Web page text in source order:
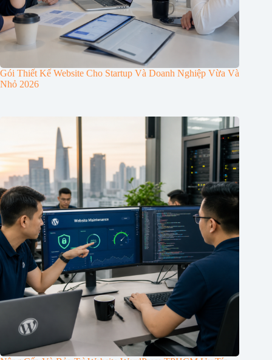
Gói Thiết Kế Website Cho Startup Và Doanh Nghiệp Vừa Và
Nhỏ 2026